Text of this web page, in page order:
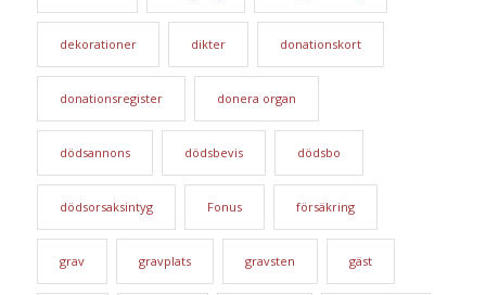
dekorationer dikter donationskort
donationsregister donera organ
dödsannons dödsbevis dödsbo
dödsorsaksintyg Fonus försäkring
grav gravplats gravsten gäst